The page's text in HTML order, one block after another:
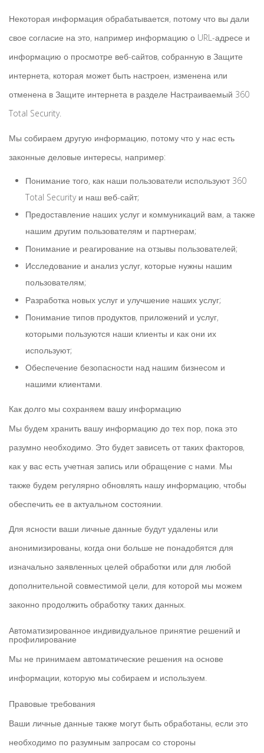
Некоторая информация обрабатывается, потому что вы дали
свое согласие на это, например информацию о URL-адресе и
информацию о просмотре веб-сайтов, собранную в Защите
интернета, которая может быть настроен, изменена или
отменена в Защите интернета в разделе Настраиваемый 360
Total Security.
Мы собираем другую информацию, потому что у нас есть
законные деловые интересы, например:
Понимание того, как наши пользователи используют 360
Total Security и наш веб-сайт;
Предоставление наших услуг и коммуникаций вам, а также
нашим другим пользователям и партнерам;
Понимание и реагирование на отзывы пользователей;
Исследование и анализ услуг, которые нужны нашим
пользователям;
Разработка новых услуг и улучшение наших услуг;
Понимание типов продуктов, приложений и услуг,
которыми пользуются наши клиенты и как они их
используют;
Обеспечение безопасности над нашим бизнесом и
нашими клиентами.
Как долго мы сохраняем вашу информацию
Мы будем хранить вашу информацию до тех пор, пока это
разумно необходимо. Это будет зависеть от таких факторов,
как у вас есть учетная запись или обращение с нами. Мы
также будем регулярно обновлять нашу информацию, чтобы
обеспечить ее в актуальном состоянии.
Для ясности ваши личные данные будут удалены или
анонимизированы, когда они больше не понадобятся для
изначально заявленных целей обработки или для любой
дополнительной совместимой цели, для которой мы можем
законно продолжить обработку таких данных.
Автоматизированное индивидуальное принятие решений и
профилирование
Мы не принимаем автоматические решения на основе
информации, которую мы собираем и используем.
Правовые требования
Ваши личные данные также могут быть обработаны, если это
необходимо по разумным запросам со стороны